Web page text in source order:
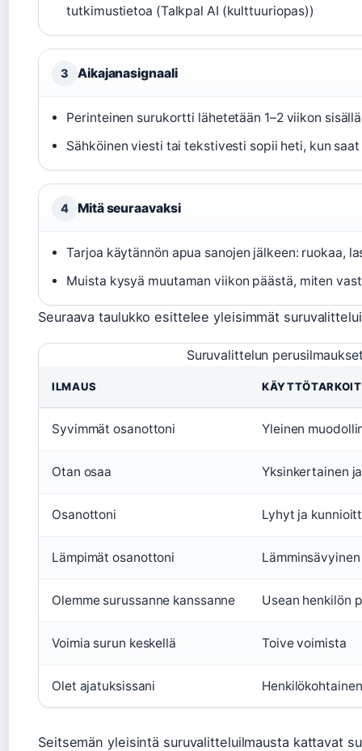
tutkimustietoa (Talkpal AI (kulttuuriopas))
3 Aikajanasignaali
Perinteinen surukortti lähetetään 1–2 viikon
Sähköinen viesti tai tekstivesti sopii heti, kun
4 Mitä seuraavaksi
Tarjoa käytännön apua sanojen jälkeen: ruokaa,
Muista kysyä muutaman viikon päästä, miten
Seuraava taulukko esittelee yleisimmät
Suruvalittelun
ILMAUS
Syvimmät osanottoni Yleinen
Otan osaa Yksinkertainen
Osanottoni Lyhyt ja
Lämpimät osanottoni
Olemme surussanne kanssanne Usean henkilön
Voimia surun keskellä Toive voimista
Olet ajatuksissani
Seitsemän yleisintä suruvalitteluilmausta kattavat